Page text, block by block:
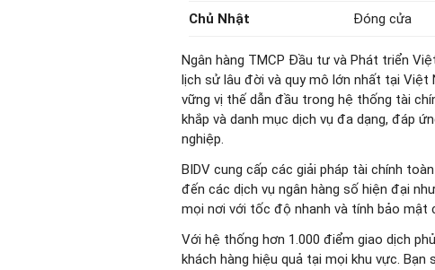
Chủ Nhật Đóng cửa
Ngân hàng TMCP Đầu tư và Phát triển
lịch sử lâu đời và quy mô lớn nhất tại Việt
vững vị thế dẫn đầu trong hệ thống tài
khắp và danh mục dịch vụ đa dạng, đáp
nghiệp.
BIDV cung cấp các giải pháp tài chính
đến các dịch vụ ngân hàng số hiện đại như
mọi nơi với tốc độ nhanh và tính bảo mật
Với hệ thống hơn 1.000 điểm giao dịch
khách hàng hiệu quả tại mọi khu vực. Bạn